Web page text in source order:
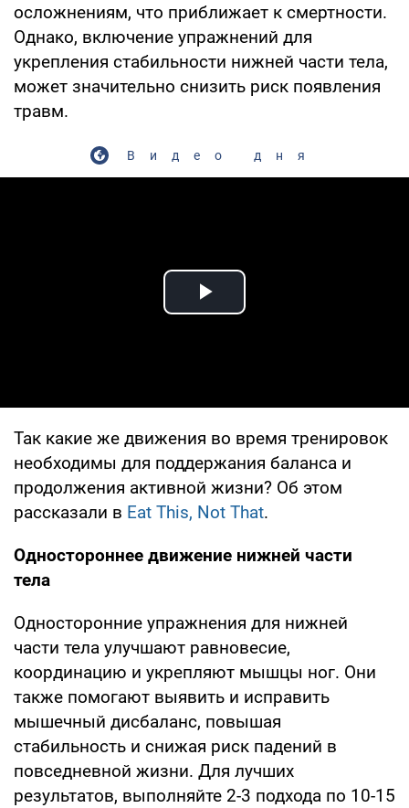
осложнениям, что приближает к смертности.
Однако, включение упражнений для
укрепления стабильности нижней части тела,
может значительно снизить риск появления
травм.
Видео дня
Play Video
Так какие же движения во время тренировок
необходимы для поддержания баланса и
продолжения активной жизни? Об этом
рассказали в Eat This, Not That.
Одностороннее движение нижней части
тела
Односторонние упражнения для нижней
части тела улучшают равновесие,
координацию и укрепляют мышцы ног. Они
также помогают выявить и исправить
мышечный дисбаланс, повышая
стабильность и снижая риск падений в
повседневной жизни. Для лучших
результатов, выполняйте 2-3 подхода по 10-15